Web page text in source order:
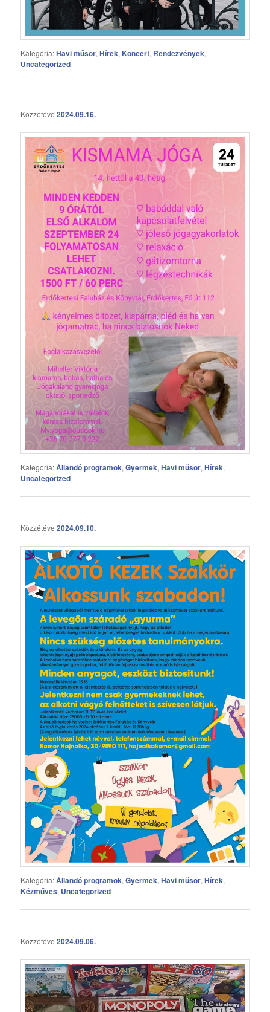
Kategória:Havi műsor,Hírek, Koncert, Rendezvények,
Uncategorized
Közzétéve2024.09.16.
Kategória:Állandó programok,Gyermek,Havi műsor,Hírek,
Uncategorized
Közzétéve2024.09.10.
Kategória:Állandó programok,Gyermek,Havi műsor,Hírek,
Kézműves, Uncategorized
Közzétéve2024.09.06.